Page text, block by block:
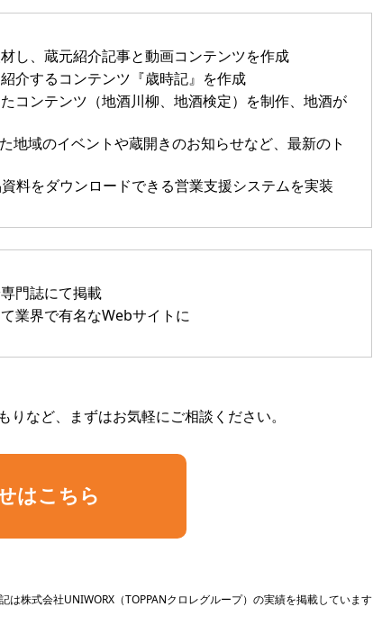
し、蔵元紹介記事と動画コンテンツを作成
介するコンテンツ『歳時記』を作成
コンテンツ（地酒川柳、地酒検定）を制作、地酒が
地域のイベントや蔵開きのお知らせなど、最新のト
料をダウンロードできる営業支援システムを実装
門誌にて掲載
業界で有名なWebサイトに
など、まずはお気軽にご相談ください。
はこちら
は株式会社UNIWORX（TOPPANクロレグループ）の実績を掲載しています